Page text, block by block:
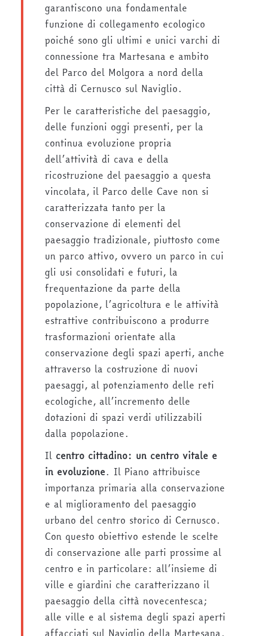
garantiscono una fondamentale
funzione di collegamento ecologico
poiché sono gli ultimi e unici varchi di
connessione tra Martesana e ambito
del Parco del Molgora a nord della
città di Cernusco sul Naviglio.
Per le caratteristiche del paesaggio,
delle funzioni oggi presenti, per la
continua evoluzione propria
dell’attività di cava e della
ricostruzione del paesaggio a questa
vincolata, il Parco delle Cave non si
caratterizzata tanto per la
conservazione di elementi del
paesaggio tradizionale, piuttosto come
un parco attivo, ovvero un parco in cui
gli usi consolidati e futuri, la
frequentazione da parte della
popolazione, l’agricoltura e le attività
estrattive contribuiscono a produrre
trasformazioni orientate alla
conservazione degli spazi aperti, anche
attraverso la costruzione di nuovi
paesaggi, al potenziamento delle reti
ecologiche, all’incremento delle
dotazioni di spazi verdi utilizzabili
dalla popolazione.
Il centro cittadino: un centro vitale e
in evoluzione. Il Piano attribuisce
importanza primaria alla conservazione
e al miglioramento del paesaggio
urbano del centro storico di Cernusco.
Con questo obiettivo estende le scelte
di conservazione alle parti prossime al
centro e in particolare: all’insieme di
ville e giardini che caratterizzano il
paesaggio della città novecentesca;
alle ville e al sistema degli spazi aperti
affacciati sul Naviglio della Martesana.